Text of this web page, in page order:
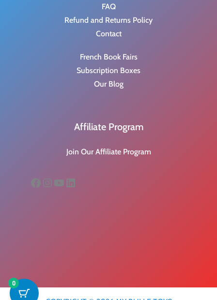
FAQ
Refund and Returns Policy
Contact
French Book Fairs
Subscription Boxes
Our Blog
Affiliate Program
Join Our Affiliate Program
Facebook
Instagram
YouTube
LinkedIn
0